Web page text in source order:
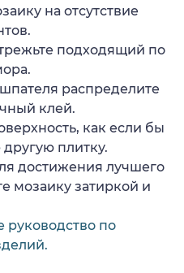
на отсутствие
подходящий по
распределите
клей.
как если бы
плитку.
достижения лучшего
мозаику затиркой и
руководство по